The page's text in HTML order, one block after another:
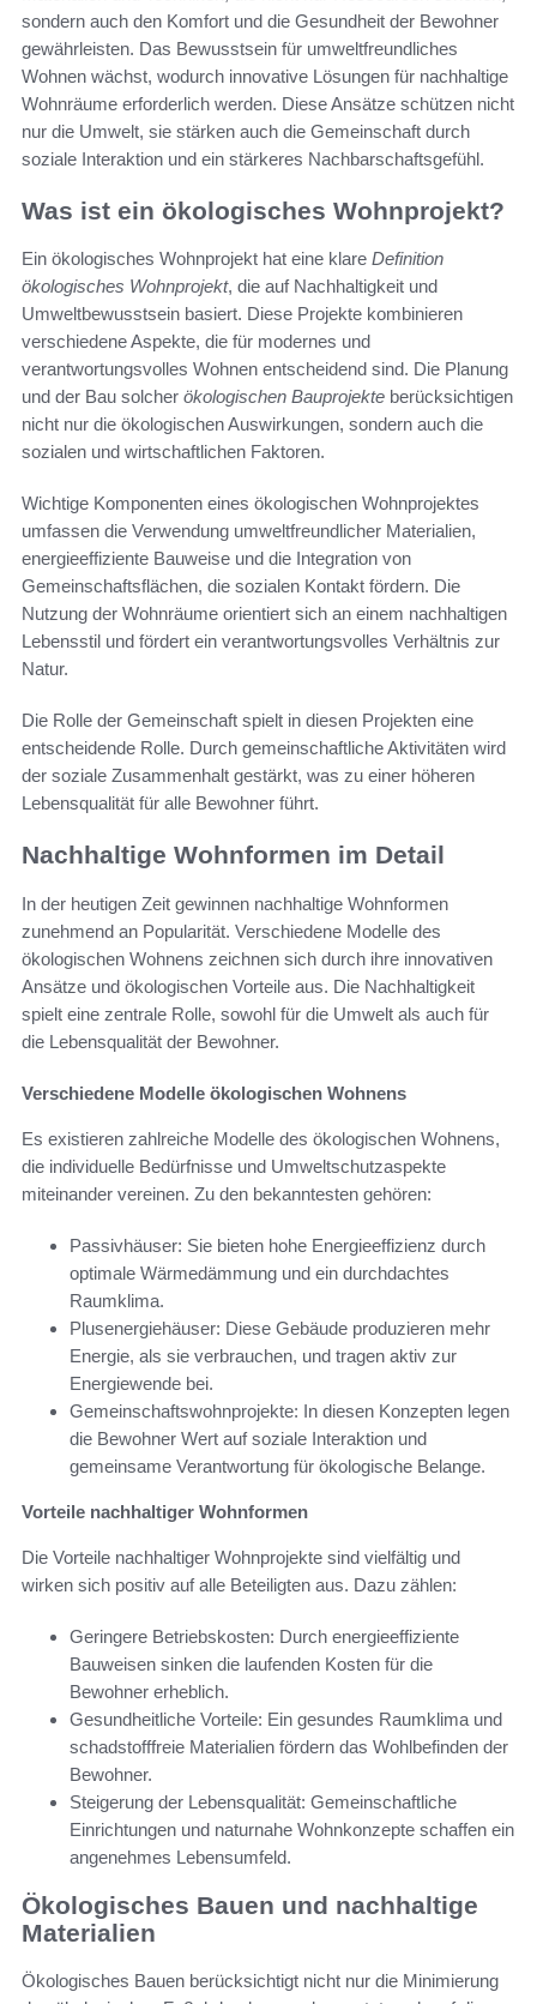
sondern auch den Komfort und die Gesundheit der Bewohner
gewährleisten. Das Bewusstsein für umweltfreundliches
Wohnen wächst, wodurch innovative Lösungen für nachhaltige
Wohnräume erforderlich werden. Diese Ansätze schützen nicht
nur die Umwelt, sie stärken auch die Gemeinschaft durch
soziale Interaktion und ein stärkeres Nachbarschaftsgefühl.
Was ist ein ökologisches Wohnprojekt?
Ein ökologisches Wohnprojekt hat eine klare Definition
ökologisches Wohnprojekt, die auf Nachhaltigkeit und
Umweltbewusstsein basiert. Diese Projekte kombinieren
verschiedene Aspekte, die für modernes und
verantwortungsvolles Wohnen entscheidend sind. Die Planung
und der Bau solcher ökologischen Bauprojekte berücksichtigen
nicht nur die ökologischen Auswirkungen, sondern auch die
sozialen und wirtschaftlichen Faktoren.
Wichtige Komponenten eines ökologischen Wohnprojektes
umfassen die Verwendung umweltfreundlicher Materialien,
energieeffiziente Bauweise und die Integration von
Gemeinschaftsflächen, die sozialen Kontakt fördern. Die
Nutzung der Wohnräume orientiert sich an einem nachhaltigen
Lebensstil und fördert ein verantwortungsvolles Verhältnis zur
Natur.
Die Rolle der Gemeinschaft spielt in diesen Projekten eine
entscheidende Rolle. Durch gemeinschaftliche Aktivitäten wird
der soziale Zusammenhalt gestärkt, was zu einer höheren
Lebensqualität für alle Bewohner führt.
Nachhaltige Wohnformen im Detail
In der heutigen Zeit gewinnen nachhaltige Wohnformen
zunehmend an Popularität. Verschiedene Modelle des
ökologischen Wohnens zeichnen sich durch ihre innovativen
Ansätze und ökologischen Vorteile aus. Die Nachhaltigkeit
spielt eine zentrale Rolle, sowohl für die Umwelt als auch für
die Lebensqualität der Bewohner.
Verschiedene Modelle ökologischen Wohnens
Es existieren zahlreiche Modelle des ökologischen Wohnens,
die individuelle Bedürfnisse und Umweltschutzaspekte
miteinander vereinen. Zu den bekanntesten gehören:
Passivhäuser: Sie bieten hohe Energieeffizienz durch
optimale Wärmedämmung und ein durchdachtes
Raumklima.
Plusenergiehäuser: Diese Gebäude produzieren mehr
Energie, als sie verbrauchen, und tragen aktiv zur
Energiewende bei.
Gemeinschaftswohnprojekte: In diesen Konzepten legen
die Bewohner Wert auf soziale Interaktion und
gemeinsame Verantwortung für ökologische Belange.
Vorteile nachhaltiger Wohnformen
Die Vorteile nachhaltiger Wohnprojekte sind vielfältig und
wirken sich positiv auf alle Beteiligten aus. Dazu zählen:
Geringere Betriebskosten: Durch energieeffiziente
Bauweisen sinken die laufenden Kosten für die
Bewohner erheblich.
Gesundheitliche Vorteile: Ein gesundes Raumklima und
schadstofffreie Materialien fördern das Wohlbefinden der
Bewohner.
Steigerung der Lebensqualität: Gemeinschaftliche
Einrichtungen und naturnahe Wohnkonzepte schaffen ein
angenehmes Lebensumfeld.
Ökologisches Bauen und nachhaltige
Materialien
Ökologisches Bauen berücksichtigt nicht nur die Minimierung